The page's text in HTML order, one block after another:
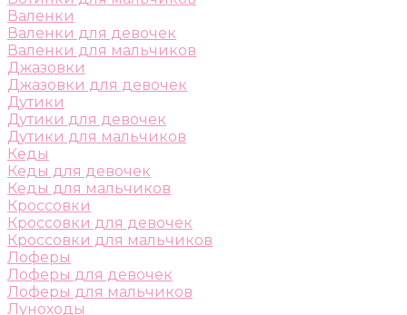
Валенки
Валенки для девочек
Валенки для мальчиков
Джазовки
Джазовки для девочек
Дутики
Дутики для девочек
Дутики для мальчиков
Кеды
Кеды для девочек
Кеды для мальчиков
Кроссовки
Кроссовки для девочек
Кроссовки для мальчиков
Лоферы
Лоферы для девочек
Лоферы для мальчиков
Луноходы